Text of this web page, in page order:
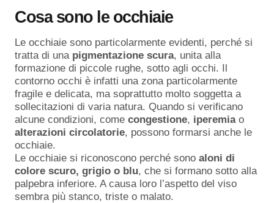
Cosa sono le occhiaie
Le occhiaie sono particolarmente evidenti, perché si
tratta di una pigmentazione scura, unita alla
formazione di piccole rughe, sotto agli occhi. Il
contorno occhi è infatti una zona particolarmente
fragile e delicata, ma soprattutto molto soggetta a
sollecitazioni di varia natura. Quando si verificano
alcune condizioni, come congestione, iperemiao
alterazioni circolatorie, possono formarsi anche le
occhiaie.
Le occhiaie si riconoscono perché sono aloni di
colore scuro, grigio o blu, che si formano sotto alla
palpebra inferiore. A causa loro l’aspetto del viso
sembra più stanco, triste o malato.